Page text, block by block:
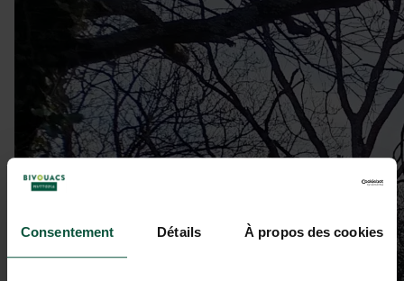
Consentement Détails À propos des cookies